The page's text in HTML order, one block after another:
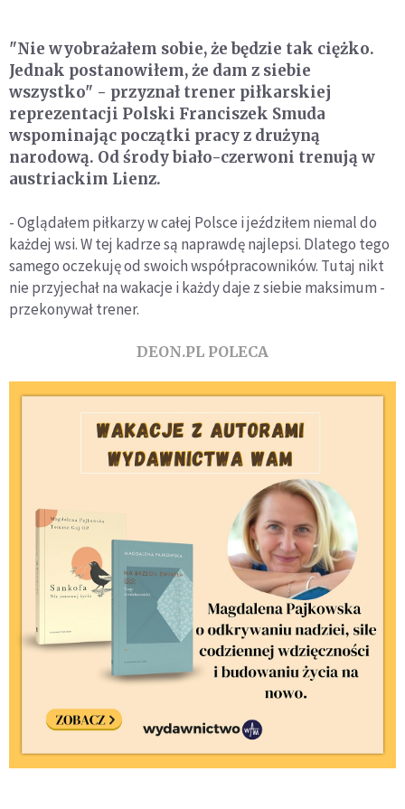
"Nie wyobrażałem sobie, że będzie tak ciężko.
Jednak postanowiłem, że dam z siebie
wszystko" - przyznał trener piłkarskiej
reprezentacji Polski Franciszek Smuda
wspominając początki pracy z drużyną
narodową. Od środy biało-czerwoni trenują w
austriackim Lienz.
- Oglądałem piłkarzy w całej Polsce i jeździłem niemal do
każdej wsi. W tej kadrze są naprawdę najlepsi. Dlatego tego
samego oczekuję od swoich współpracowników. Tutaj nikt
nie przyjechał na wakacje i każdy daje z siebie maksimum -
przekonywał trener.
DEON.PL POLECA